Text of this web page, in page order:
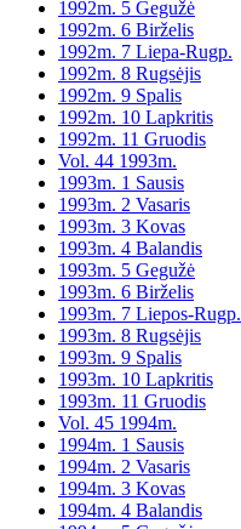
1992m. 5 Gegužė
1992m. 6 Birželis
1992m. 7 Liepa-Rugp.
1992m. 8 Rugsėjis
1992m. 9 Spalis
1992m. 10 Lapkritis
1992m. 11 Gruodis
Vol. 44 1993m.
1993m. 1 Sausis
1993m. 2 Vasaris
1993m. 3 Kovas
1993m. 4 Balandis
1993m. 5 Gegužė
1993m. 6 Birželis
1993m. 7 Liepos-Rugp.
1993m. 8 Rugsėjis
1993m. 9 Spalis
1993m. 10 Lapkritis
1993m. 11 Gruodis
Vol. 45 1994m.
1994m. 1 Sausis
1994m. 2 Vasaris
1994m. 3 Kovas
1994m. 4 Balandis